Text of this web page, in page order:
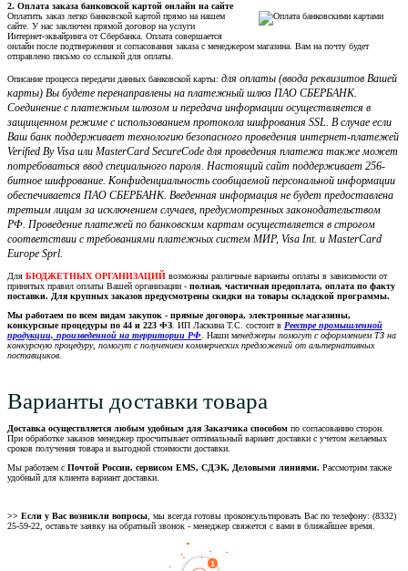
2. Оплата заказа банковской картой онлайн на сайте
Оплатить заказ легко банковской картой прямо на нашем
сайте. У нас заключен прямой договор на услуги
Интернет-эквайринга от Сбербанка. Оплата совершается
онлайн после подтвержения и согласования заказа с менеджером магазина. Вам на почту будет
отправлено письмо со сслыкой для оплаты.
Описание процесса передачи данных банковской карты: для оплаты (ввода реквизитов Вашей
карты) Вы будете перенаправлены на платежный шлюз ПАО СБЕРБАНК.
Соединение с платежным шлюзом и передача информации осуществляется в
защищенном режиме с использованием протокола шифрования SSL. В случае если
Ваш банк поддерживает технологию безопасного проведения интернет-платежей
Verified By Visa или MasterCard SecureCode для проведения платежа также может
потребоваться ввод специального пароля. Настоящий сайт поддерживает 256-
битное шифрование. Конфиденциальность сообщаемой персональной информации
обеспечивается ПАО СБЕРБАНК. Введенная информация не будет предоставлена
третьим лицам за исключением случаев, предусмотренных законодательством
РФ. Проведение платежей по банковским картам осуществляется в строгом
соответствии с требованиями платежных систем МИР, Visa Int. и MasterCard
Europe Sprl.
Для БЮДЖЕТНЫХ ОРГАНИЗАЦИЙ возможны различные варианты оплаты в зависимости от
принятых правил оплаты Вашей организации - полная, частичная предоплата, оплата по факту
поставки. Для крупных заказов предусмотрены скидки на товары складской программы.
Мы работаем по всем видам закупок - прямые договора, электронные магазины,
конкурсные процедуры по 44 и 223 ФЗ. ИП Ласкина Т.С. состоит в Реестре промышленной
продукции, произведенной на территории РФ. Наши менеджеры помогут с оформлением ТЗ на
конкурсную процедуру, помогут с получением коммерческих предложений от альтернативных
поставщиков.
Варианты доставки товара
Доставка осуществляется любым удобным для Заказчика способом по согласованию сторон.
При обработке заказов менеджер просчитывает оптимальный вариант доставки с учетом желаемых
сроков получения товара и выгодной стоимости доставки.
Мы работаем с Почтой России, сервисом EMS, СДЭК, Деловыми линиями. Рассмотрим также
удобный для клиента вариант доставки.
>> Если у Вас возникли вопросы, мы всегда готовы проконсультировать Вас по телефону: (8332)
25-59-22, оставьте заявку на обратный звонок - менеджер свяжется с вами в ближайшее время.